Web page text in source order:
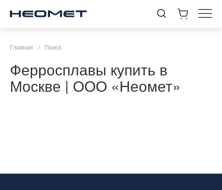
Главная / Поиск
Ферросплавы купить в
Москве | ООО «Неомет»